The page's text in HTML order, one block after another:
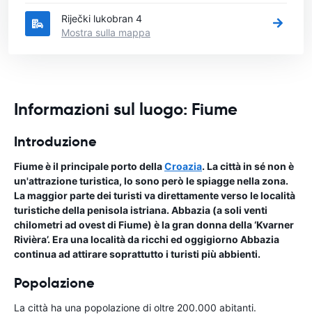
Riječki lukobran 4
Mostra sulla mappa
Informazioni sul luogo: Fiume
Introduzione
Fiume è il principale porto dellaCroazia. La città in sé non è
un'attrazione turistica, lo sono però le spiagge nella zona.
La maggior parte dei turisti va direttamente verso le località
turistiche della penisola istriana. Abbazia (a soli venti
chilometri ad ovest di Fiume) è la gran donna della ‘Kvarner
Rivièra’. Era una località da ricchi ed oggigiorno Abbazia
continua ad attirare soprattutto i turisti più abbienti.
Popolazione
La città ha una popolazione di oltre 200.000 abitanti.